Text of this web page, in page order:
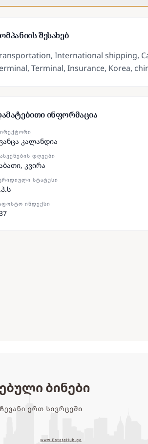
შესახებ
International shipping,
Terminal, Insurance, Korea,
ინფორმაცია
კალანდია
ᲓᲦᲔᲔᲑᲘ
კვირა
ᲡᲢᲐᲢᲣᲡᲘ
ᲘᲜᲓᲔᲥᲡᲘ